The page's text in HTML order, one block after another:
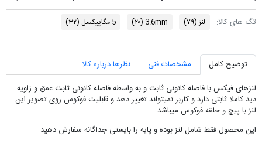
تگ های کالا: لنز (۷۹) 3.6mm (۲۰) 5 مگاپیکسل (۳۲)
توضیح کامل مشخصات فنی
نظرها درباره کالا
لنزهای فیکس با فاصله کانونی ثابت و به واسطه فاصله کانونی ثابت عمق و زاویه
دید کاملا ثابتی دارد و کاربر نمیتواند تغییر دهد و قابلیت فوکوس روی تصویر این
لنز با پیچ و حلقه فوکوس میباشد
این محصول فقط شامل لنز بوده و پایه را بایستی جداگانه سفارش دهید